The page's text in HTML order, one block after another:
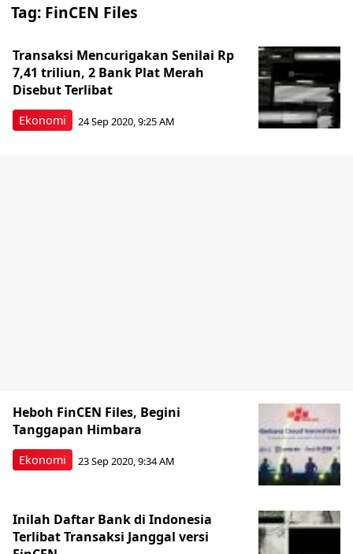
Tag: FinCEN Files
Ekonomi
Transaksi Mencurigakan Senilai Rp
7,41 triliun, 2 Bank Plat Merah
Disebut Terlibat
24 Sep 2020, 9:25 AM
Ekonomi
Heboh FinCEN Files, Begini
Tanggapan Himbara
23 Sep 2020, 9:34 AM
Inilah Daftar Bank di Indonesia
Terlibat Transaksi Janggal versi